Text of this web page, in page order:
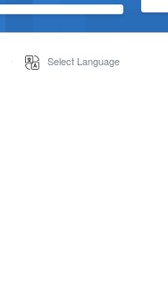
Select Language